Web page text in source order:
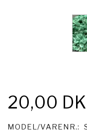
20,00
MODEL/VARENR.: